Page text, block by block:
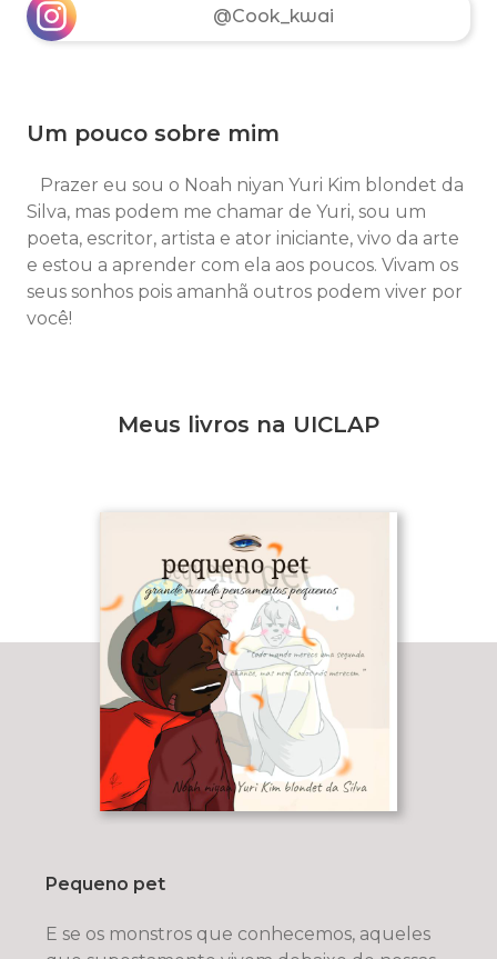
@Cook_kwai
Um pouco sobre mim
Prazer eu sou o Noah niyan Yuri Kim blondet da
Silva, mas podem me chamar de Yuri, sou um
poeta, escritor, artista e ator iniciante, vivo da arte
e estou a aprender com ela aos poucos. Vivam os
seus sonhos pois amanhã outros podem viver por
você!
Meus livros na UICLAP
Pequeno pet
E se os monstros que conhecemos, aqueles